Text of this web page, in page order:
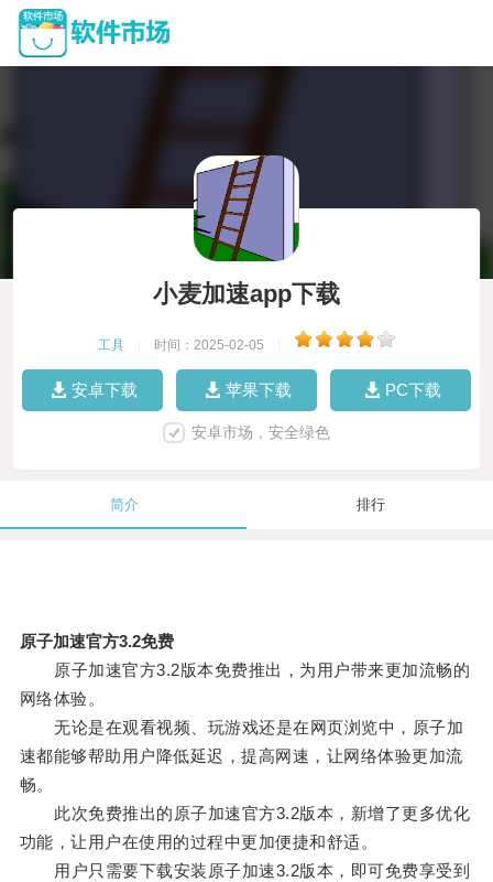
小麦加速app下载
工具 时间：2025-02-05
安卓下载 苹果下载 PC下载
安卓市场，安全绿色
简介 排行
原子加速官方3.2免费
原子加速官方3.2版本免费推出，为用户带来更加流畅的
网络体验。
无论是在观看视频、玩游戏还是在网页浏览中，原子加
速都能够帮助用户降低延迟，提高网速，让网络体验更加流
畅。
此次免费推出的原子加速官方3.2版本，新增了更多优化
功能，让用户在使用的过程中更加便捷和舒适。
用户只需要下载安装原子加速3.2版本，即可免费享受到